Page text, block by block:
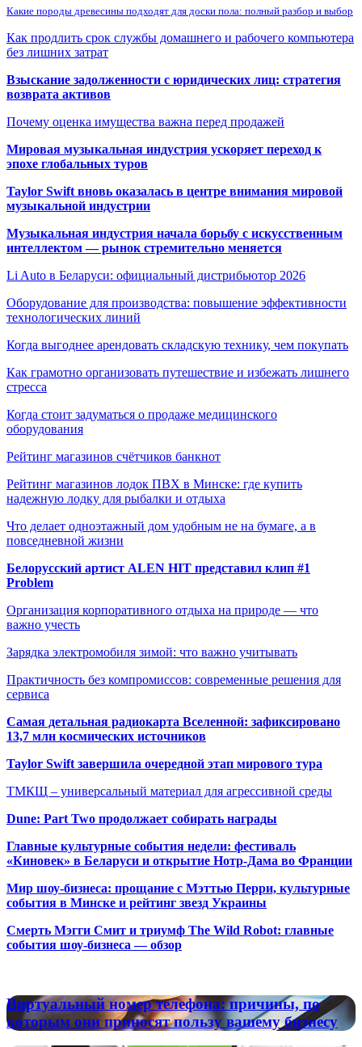
Какие породы древесины подходят для доски пола: полный разбор и выбор
Как продлить срок службы домашнего и рабочего компьютера
без лишних затрат
Взыскание задолженности с юридических лиц: стратегия
возврата активов
Почему оценка имущества важна перед продажей
Мировая музыкальная индустрия ускоряет переход к
эпохе глобальных туров
Taylor Swift вновь оказалась в центре внимания мировой
музыкальной индустрии
Музыкальная индустрия начала борьбу с искусственным
интеллектом — рынок стремительно меняется
Li Auto в Беларуси: официальный дистрибьютор 2026
Оборудование для производства: повышение эффективности
технологических линий
Когда выгоднее арендовать складскую технику, чем покупать
Как грамотно организовать путешествие и избежать лишнего
стресса
Когда стоит задуматься о продаже медицинского
оборудования
Рейтинг магазинов счётчиков банкнот
Рейтинг магазинов лодок ПВХ в Минске: где купить
надежную лодку для рыбалки и отдыха
Что делает одноэтажный дом удобным не на бумаге, а в
повседневной жизни
Белорусский артист ALEN HIT представил клип #1
Problem
Организация корпоративного отдыха на природе — что
важно учесть
Зарядка электромобиля зимой: что важно учитывать
Практичность без компромиссов: современные решения для
сервиса
Самая детальная радиокарта Вселенной: зафиксировано
13,7 млн космических источников
Taylor Swift завершила очередной этап мирового тура
ТМКЩ – универсальный материал для агрессивной среды
Dune: Part Two продолжает собирать награды
Главные культурные события недели: фестиваль
«Киновек» в Беларуси и открытие Нотр-Дама во Франции
Мир шоу-бизнеса: прощание с Мэттью Перри, культурные
события в Минске и рейтинг звезд Украины
Смерть Мэгги Смит и триумф The Wild Robot: главные
события шоу-бизнеса — обзор
Виртуальный
номер
телефона:
Виртуальный номер телефона: причины, по
которым они приносят пользу вашему бизнесу